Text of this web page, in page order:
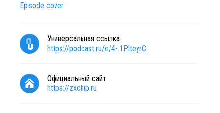
Episode cover
Универсальная ссылка
https://podcast.ru/e/4-.1PiteyrC
Официальный сайт
https://zxchip.ru